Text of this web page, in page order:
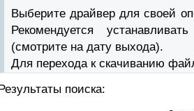
Выберите драйвер для своей
Рекомендуется
(смотрите на дату выхода).
Для перехода к скачиванию
поиска: